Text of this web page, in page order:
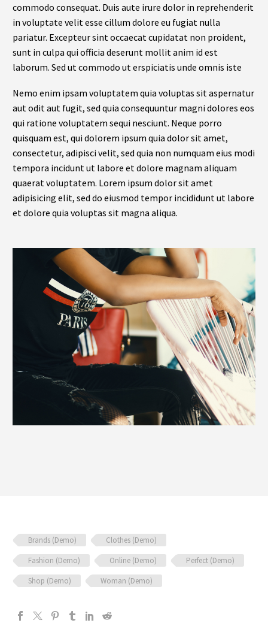
commodo consequat. Duis aute irure dolor in reprehenderit
in voluptate velit esse cillum dolore eu fugiat nulla
pariatur. Excepteur sint occaecat cupidatat non proident,
sunt in culpa qui officia deserunt mollit anim id est
laborum. Sed ut commodo ut erspiciatis unde omnis iste
Nemo enim ipsam voluptatem quia voluptas sit aspernatur
aut odit aut fugit, sed quia consequuntur magni dolores eos
qui ratione voluptatem sequi nesciunt. Neque porro
quisquam est, qui dolorem ipsum quia dolor sit amet,
consectetur, adipisci velit, sed quia non numquam eius modi
tempora incidunt ut labore et dolore magnam aliquam
quaerat voluptatem. Lorem ipsum dolor sit amet
adipisicing elit, sed do eiusmod tempor incididunt ut labore
et dolore quia voluptas sit magna aliqua.
Brands (Demo)
Clothes (Demo)
Fashion (Demo)
Online (Demo)
Perfect (Demo)
Shop (Demo)
Woman (Demo)